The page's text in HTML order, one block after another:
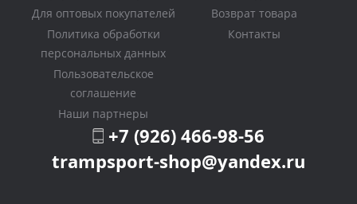
Для оптовых покупателей
Политика обработки
персональных данных
Пользовательское
соглашение
Наши партнеры
Возврат товара
Контакты
+7 (926) 466-98-56
trampsport-shop@yandex.ru